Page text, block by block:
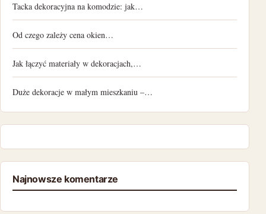
Tacka dekoracyjna na komodzie: jak…
Od czego zależy cena okien…
Jak łączyć materiały w dekoracjach,…
Duże dekoracje w małym mieszkaniu –…
Najnowsze komentarze